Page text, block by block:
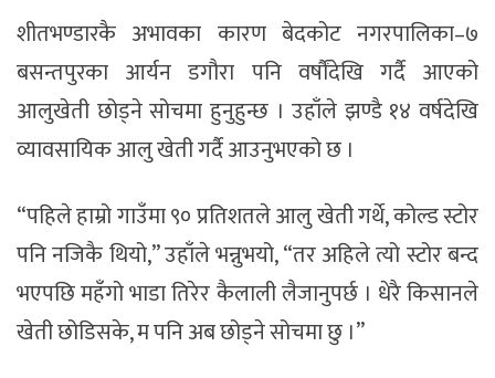
शीतभण्डारकै अभावका कारण बेदकोट नगरपालिका–७
बसन्तपुरका आर्यन डगौरा पनि वर्षौंदेखि गर्दै आएको
आलुखेती छोड्ने सोचमा हुनुहुन्छ । उहाँले झण्डै १४ वर्षदेखि
व्यावसायिक आलु खेती गर्दै आउनुभएको छ ।
“पहिले हाम्रो गाउँमा ९० प्रतिशतले आलु खेती गर्थे, कोल्ड स्टोर
पनि नजिकै थियो,” उहाँले भन्नुभयो, “तर अहिले त्यो स्टोर बन्द
भएपछि महँगो भाडा तिरेर कैलाली लैजानुपर्छ । धेरै किसानले
खेती छोडिसके, म पनि अब छोड्ने सोचमा छु ।”